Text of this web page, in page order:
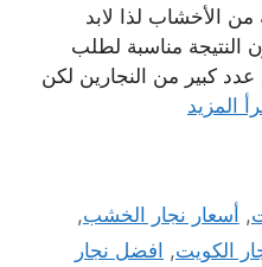
من الأخشاب لذا لابد
النتيجة مناسبة لطلب
كبير من النجارين لكن
المزيد
, أسعار نجار الخشب,
الكويت, افضل نجار